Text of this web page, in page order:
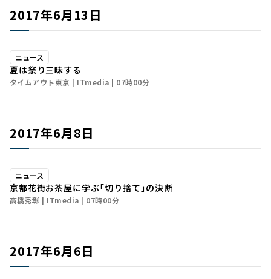
2017年6月13日
ニュース
夏は祭り三昧する
タイムアウト東京 ITmedia 07時00分
2017年6月8日
ニュース
京都花街お茶屋に学ぶ「切り捨て」の決断
高橋秀彰 ITmedia 07時00分
2017年6月6日